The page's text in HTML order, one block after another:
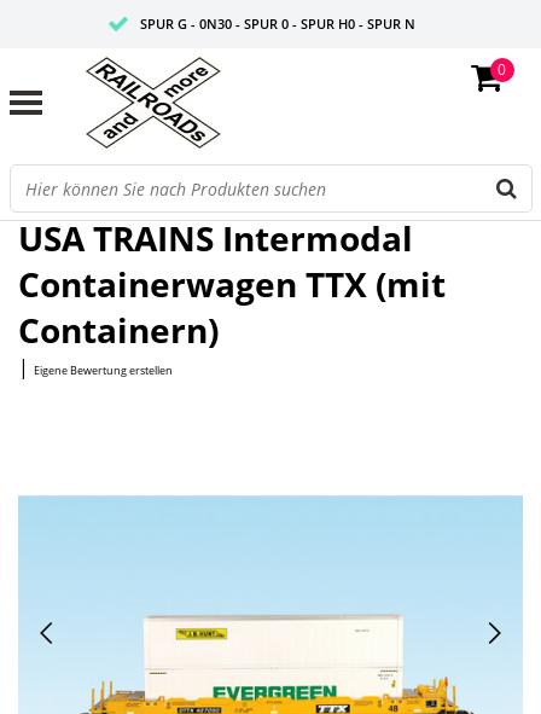
SPUR G - 0N30 - SPUR 0 - SPUR H0 - SPUR N
0
Startseite/Intermodal Containerwagen TTX (mit Containern)
USA TRAINS Intermodal
Containerwagen TTX (mit
Containern)
| Eigene Bewertung erstellen